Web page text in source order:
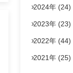
2024年 (24)
2023年 (23)
2022年 (44)
2021年 (25)